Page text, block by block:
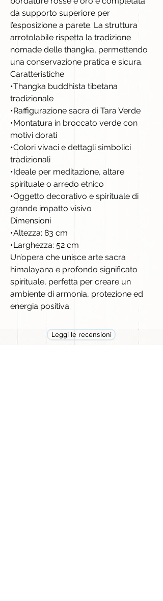
da supporto superiore per
l’esposizione a parete. La struttura
arrotolabile rispetta la tradizione
nomade delle thangka, permettendo
una conservazione pratica e sicura.
Caratteristiche
•Thangka buddhista tibetana
tradizionale
•Raffigurazione sacra di Tara Verde
•Montatura in broccato verde con
motivi dorati
•Colori vivaci e dettagli simbolici
tradizionali
•Ideale per meditazione, altare
spirituale o arredo etnico
•Oggetto decorativo e spirituale di
grande impatto visivo
Dimensioni
•Altezza: 83 cm
•Larghezza: 52 cm
Un’opera che unisce arte sacra
himalayana e profondo significato
spirituale, perfetta per creare un
ambiente di armonia, protezione ed
energia positiva.
Leggi le recensioni